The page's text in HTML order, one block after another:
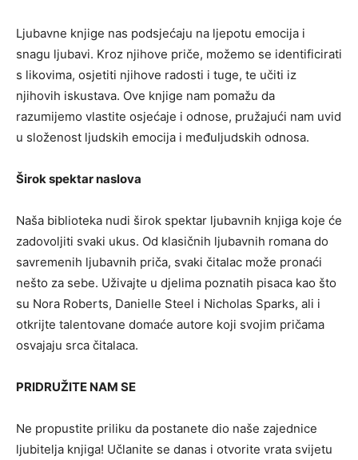
Ljubavne knjige nas podsjećaju na ljepotu emocija i
snagu ljubavi. Kroz njihove priče, možemo se identificirati
s likovima, osjetiti njihove radosti i tuge, te učiti iz
njihovih iskustava. Ove knjige nam pomažu da
razumijemo vlastite osjećaje i odnose, pružajući nam uvid
u složenost ljudskih emocija i međuljudskih odnosa.
Širok spektar naslova
Naša biblioteka nudi širok spektar ljubavnih knjiga koje će
zadovoljiti svaki ukus. Od klasičnih ljubavnih romana do
savremenih ljubavnih priča, svaki čitalac može pronaći
nešto za sebe. Uživajte u djelima poznatih pisaca kao što
su Nora Roberts, Danielle Steel i Nicholas Sparks, ali i
otkrijte talentovane domaće autore koji svojim pričama
osvajaju srca čitalaca.
PRIDRUŽITE NAM SE
Ne propustite priliku da postanete dio naše zajednice
ljubitelja knjiga! Učlanite se danas i otvorite vrata svijetu